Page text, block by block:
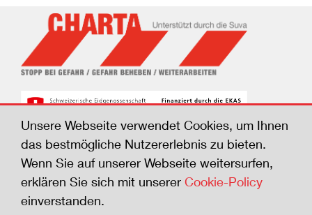
Unsere Webseite verwendet Cookies, um Ihnen
das bestmögliche Nutzererlebnis zu bieten.
Wenn Sie auf unserer Webseite weitersurfen,
erklären Sie sich mit unserer Cookie-Policy
einverstanden.
© Suva, 2026
Impressum
Rechtliche Bestimmungen